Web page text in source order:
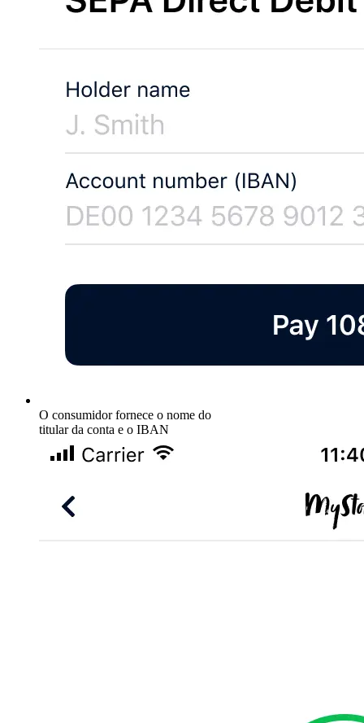
O consumidor fornece o nome do
titular da conta e o IBAN